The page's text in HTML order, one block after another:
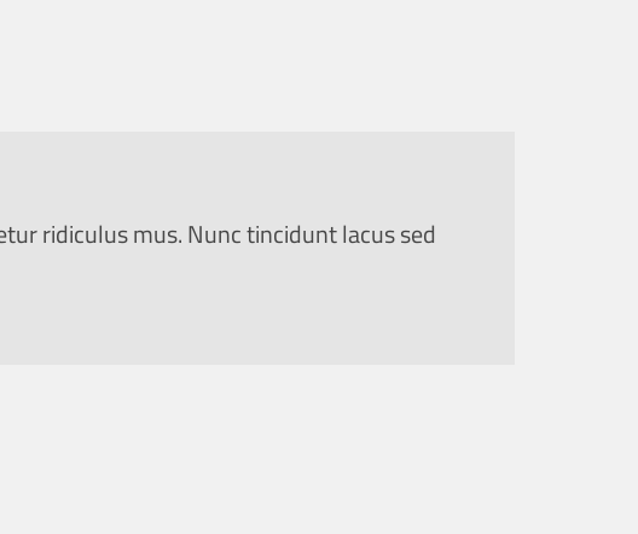
ridiculus mus. Nunc tincidunt lacus sed